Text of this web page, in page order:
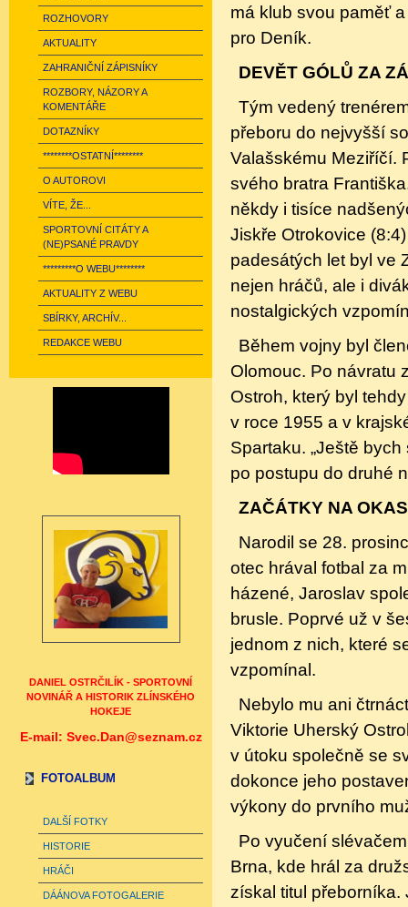
ROZHOVORY
AKTUALITY
ZAHRANIČNÍ ZÁPISNÍKY
ROZBORY, NÁZORY A
KOMENTÁŘE
DOTAZNÍKY
********OSTATNÍ********
O AUTOROVI
VÍTE, ŽE...
SPORTOVNÍ CITÁTY A
(NE)PSANÉ PRAVDY
*********O WEBU********
AKTUALITY Z WEBU
SBÍRKY, ARCHÍV...
REDAKCE WEBU
DANIEL OSTRČILÍK - SPORTOVNÍ
NOVINÁŘ A HISTORIK ZLÍNSKÉHO
HOKEJE
E-mail: Svec.Dan@seznam.cz
FOTOALBUM
DALŠÍ FOTKY
HISTORIE
HRÁČI
DÁÁNOVA FOTOGALERIE
má klub svou paměť
pro Deník.
DEVĚT GÓLŮ ZA
Tým vedený
přeboru do nejvyšší
Valašskému Meziříčí.
svého bratra
někdy i tisíce
Jiskře Otrokovice
padesátých let byl ve
nejen hráčů, ale i
nostalgických
Během vojny byl
Olomouc. Po návratu
Ostroh, který byl
v roce 1955 a v
Spartaku. „Ještě
po postupu do druhé
ZAČÁTKY NA
Narodil se 28.
otec hrával fotbal za
házené, Jaroslav
brusle. Poprvé už v
jednom z nich, které
vzpomínal.
Nebylo mu ani
Viktorie Uherský
v útoku společně se
dokonce jeho
výkony do prvního
Po vyučení
Brna, kde hrál za
získal titul